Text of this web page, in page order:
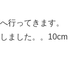
行ってきます。
ました。。10cm